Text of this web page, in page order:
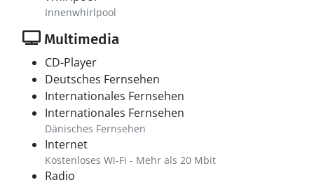
Innenwhirlpool
Multimedia
CD-Player
Deutsches Fernsehen
Internationales Fernsehen
Internationales Fernsehen
Dänisches Fernsehen
Internet
Kostenloses Wi-Fi - Mehr als 20 Mbit
Radio